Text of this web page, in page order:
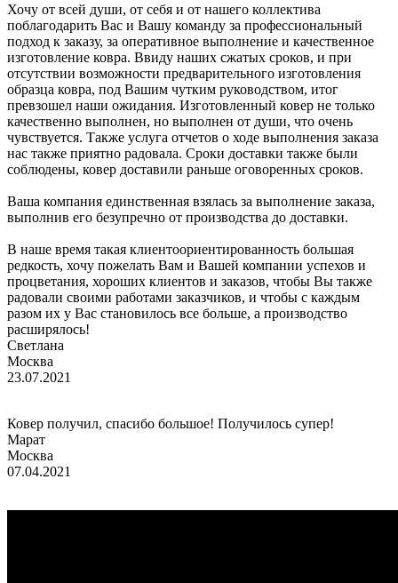
Хочу от всей души, от себя и от нашего коллектива
поблагодарить Вас и Вашу команду за профессиональный
подход к заказу, за оперативное выполнение и качественное
изготовление ковра. Ввиду наших сжатых сроков, и при
отсутствии возможности предварительного изготовления
образца ковра, под Вашим чутким руководством, итог
превзошел наши ожидания. Изготовленный ковер не только
качественно выполнен, но выполнен от души, что очень
чувствуется. Также услуга отчетов о ходе выполнения заказа
нас также приятно радовала. Сроки доставки также были
соблюдены, ковер доставили раньше оговоренных сроков.
Ваша компания единственная взялась за выполнение заказа,
выполнив его безупречно от производства до доставки.
В наше время такая клиентоориентированность большая
редкость, хочу пожелать Вам и Вашей компании успехов и
процветания, хороших клиентов и заказов, чтобы Вы также
радовали своими работами заказчиков, и чтобы с каждым
разом их у Вас становилось все больше, а производство
расширялось!
Светлана
Москва
23.07.2021
Ковер получил, спасибо большое! Получилось супер!
Марат
Москва
07.04.2021